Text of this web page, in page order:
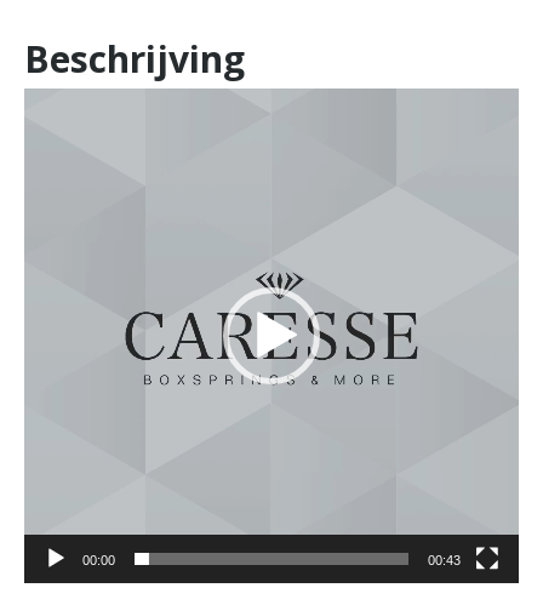
Beschrijving
00:00 00:43